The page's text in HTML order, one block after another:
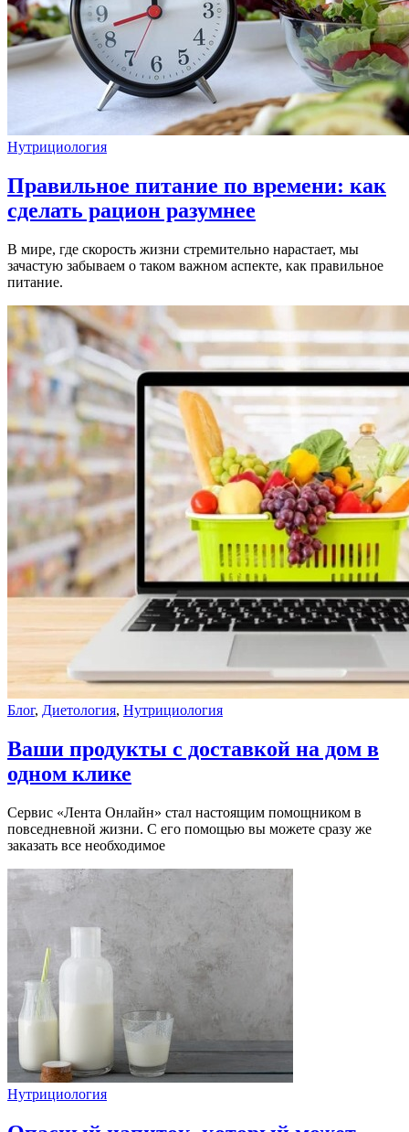
Нутрициология
Правильное питание по времени: как
сделать рацион разумнее
В мире, где скорость жизни стремительно нарастает, мы
зачастую забываем о таком важном аспекте, как правильное
питание.
Блог, Диетология, Нутрициология
Ваши продукты с доставкой на дом в
одном клике
Сервис «Лента Онлайн» стал настоящим помощником в
повседневной жизни. С его помощью вы можете сразу же
заказать все необходимое
Нутрициология